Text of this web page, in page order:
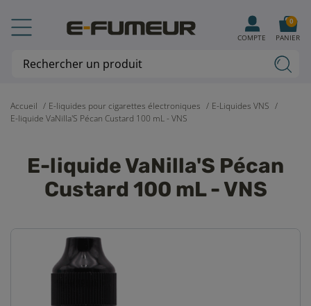
Accueil E-liquides pour cigarettes électroniques
E-Liquides VNS
E-liquide VaNilla'S Pécan Custard 100 mL - VNS
E-liquide VaNilla'S Pécan
Custard 100 mL - VNS
COMPTE PANIER
0